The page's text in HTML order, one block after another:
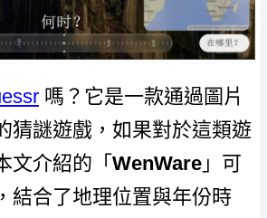
嗎？它是一款通過圖片
猜謎遊戲，如果對於這類遊
文介紹的「 WenWare 」可
結合了地理位置與年份時